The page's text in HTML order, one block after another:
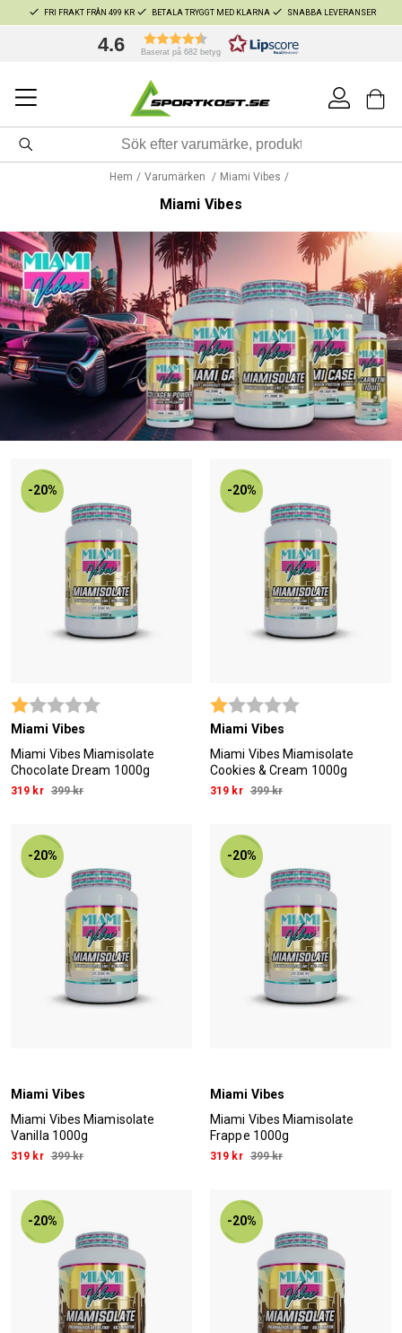
FRI FRAKT FRÅN 499 KR BETALA TRYGGT MED KLARNA SNABBA LEVERANSER
4.6 Baserat på 682 betyg
Hem Varumärken Miami Vibes
Miami Vibes
-20%
Betyg: 1.0 utav 5 stjärnor
Miami Vibes
Miami Vibes Miamisolate
Chocolate Dream 1000g
319 kr 399 kr
-20%
Betyg:
Miami Vibes
Miami Vibes Miamisolate
Cookies & Cream 1000g
319 kr 399 kr
-20%
Miami Vibes
Miami Vibes Miamisolate
Vanilla 1000g
319 kr 399 kr
-20%
Miami Vibes
Miami Vibes Miamisolate
Frappe 1000g
319 kr 399 kr
-20% -20%